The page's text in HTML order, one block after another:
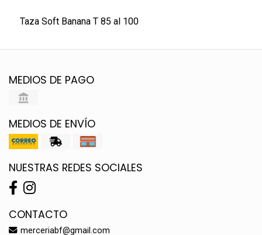
Taza Soft Banana T 85 al 100
MEDIOS DE PAGO
MEDIOS DE ENVÍO
NUESTRAS REDES SOCIALES
CONTACTO
merceriabf@gmail.com